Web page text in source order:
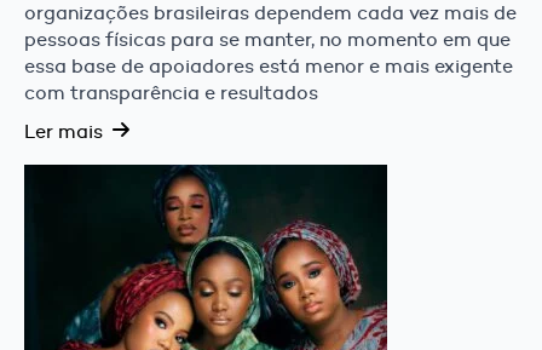
organizações brasileiras dependem cada vez mais de
pessoas físicas para se manter, no momento em que
essa base de apoiadores está menor e mais exigente
com transparência e resultados
Ler mais